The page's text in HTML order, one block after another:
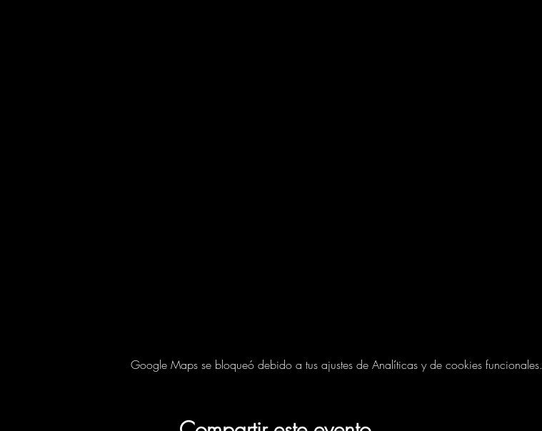
Google Maps se bloqueó debido a tus ajustes de Analíticas y de cookies funcionales.